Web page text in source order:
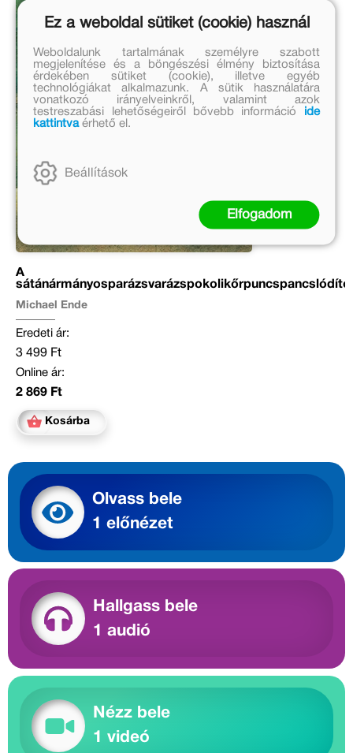
A
Michael Ende
Eredeti ár:
3 499 Ft
Online ár:
2 869 Ft
Kosárba
Olvass bele
1 előnézet
Hallgass bele
1 audió
Nézz bele
1 videó
Ez a weboldal sütiket (cookie) használ
Weboldalunk tartalmának személyre szabott
megjelenítése és a böngészési élmény biztosítása
érdekében sütiket (cookie), illetve egyéb
technológiákat alkalmazunk. A sütik használatára
vonatkozó irányelveinkről, valamint azok
testreszabási lehetőségeiről bővebb információ
ide
kattintvaérhető el.
Beállítások
Elfogadom